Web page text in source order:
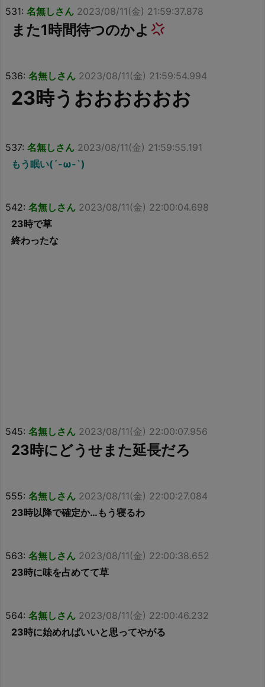
531: 名無しさん 2023/08/11(金) 21:59:37.878
また1時間待つのかよ
536: 名無しさん 2023/08/11(金) 21:59:54.994
23時うおおおおおお
537: 名無しさん 2023/08/11(金) 21:59:55.191
もう眠い(´-ω-`)
542: 名無しさん 2023/08/11(金) 22:00:04.698
23時で草
終わったな
545: 名無しさん 2023/08/11(金) 22:00:07.956
23時にどうせまた延長だろ
555: 名無しさん 2023/08/11(金) 22:00:27.084
23時以降で確定か…もう寝るわ
563: 名無しさん 2023/08/11(金) 22:00:38.652
23時に味を占めてて草
564: 名無しさん 2023/08/11(金) 22:00:46.232
23時に始めればいいと思ってやがる